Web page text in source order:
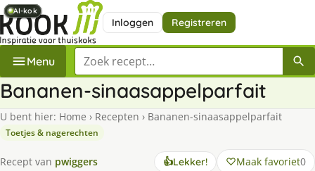
Inloggen Registreren
Menu Zoek een recept
Bananen-sinaasappelparfait
U bent hier: Home › Recepten › Bananen-sinaasappelparfait
Toetjes & nagerechten
Recept van pwiggers 👍Lekker! Maak favoriet0
AI-kok
AI-kok
AI-kok
AI-kok
AI-kok
AI-kok